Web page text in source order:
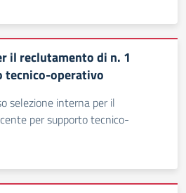
il reclutamento di n. 1
tecnico-operativo
selezione interna per il
per supporto tecnico-